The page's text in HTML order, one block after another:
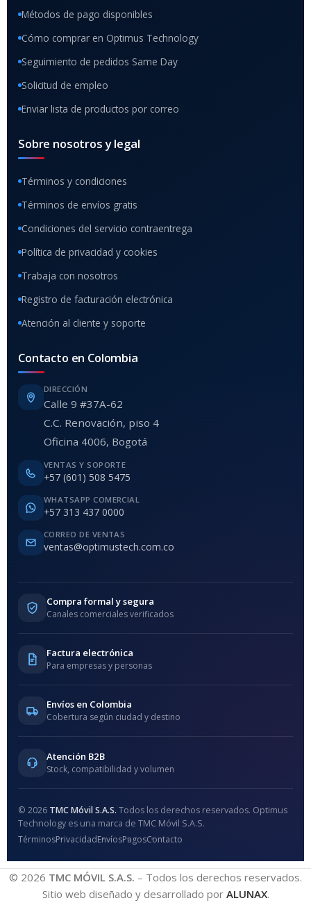
Métodos de pago disponibles
Cómo comprar en Optimus Technology
Seguimiento de pedidos Same Day
Solicitud de empleo
Enviar lista de productos por correo
Sobre nosotros y legal
Términos y condiciones
Términos de envíos gratis
Condiciones del servicio contraentrega
Política de privacidad y cookies
Trabaja con nosotros
Registro de facturación electrónica
Atención al cliente y soporte
Contacto en Colombia
DIRECCIÓN
Calle 9 #37A-62
C.C. Renovación, piso 4
Oficina 4006, Bogotá
VENTAS Y SOPORTE
+57 (601) 508 5475
WHATSAPP COMERCIAL
+57 313 437 0000
CORREO DE VENTAS
ventas@optimustech.com.co
Compra formal y segura
Canales comerciales verificados
Factura electrónica
Para empresas y personas
Envíos en Colombia
Cobertura según ciudad y destino
Atención B2B
Stock, compatibilidad y volumen
© 2026 TMC Móvil S.A.S. Todos los derechos reservados. Optimus
Technology es una marca de TMC Móvil S.A.S.
TérminosPrivacidadEnvíosPagosContacto
© 2026 TMC MÓVIL S.A.S. – Todos los derechos reservados.
Sitio web diseñado y desarrollado por ALUNAX.